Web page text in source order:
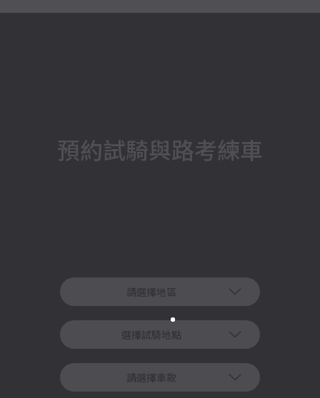
請選擇地區
選擇試騎地點
請選擇車款
預約試騎與路考練車